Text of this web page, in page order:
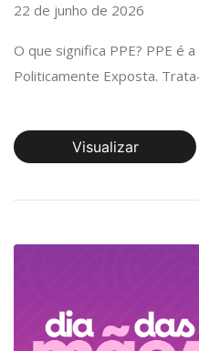
22 de junho de 2026
O que significa PPE? PPE é
Politicamente Exposta.
Visualizar